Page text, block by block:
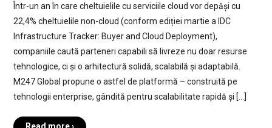
Într-un an în care cheltuielile cu serviciile cloud vor depăși cu
22,4% cheltuielile non-cloud (conform ediției martie a IDC
Infrastructure Tracker: Buyer and Cloud Deployment),
companiile caută parteneri capabili să livreze nu doar resurse
tehnologice, ci și o arhitectură solidă, scalabilă și adaptabilă.
M247 Global propune o astfel de platformă – construită pe
tehnologii enterprise, gândită pentru scalabilitate rapidă și […]
Read more ›